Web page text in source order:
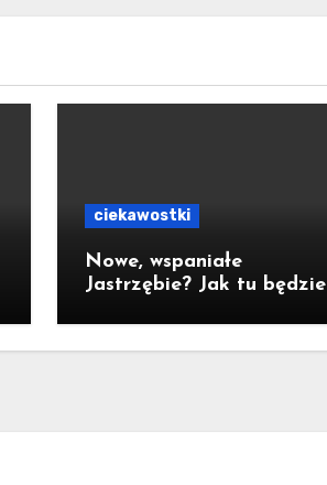
ciekawostki
Nowe, wspaniałe
Jastrzębie? Jak tu będzie